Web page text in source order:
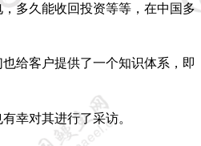
1.
2.长
多久能收回投资等等，在中国多
给客户提供了一个知识体系，即
幸对其进行了采访。